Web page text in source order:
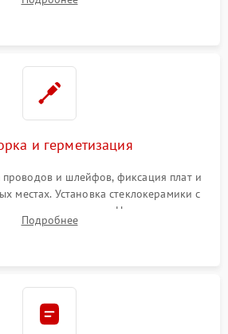
контактов и замена поврежденной
и герметизация
проводов и шлейфов, фиксация плат и
местах. Установка стеклокерамики с
зазоров. Нанесение
или укладка уплотнительной
Подробнее